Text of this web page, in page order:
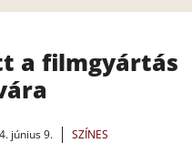
a filmgyártás
június 9. SZÍNES